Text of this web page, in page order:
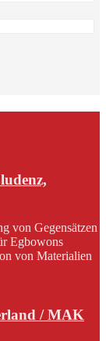
von Gegensätzen
Egbowons
von Materialien
/ MAK